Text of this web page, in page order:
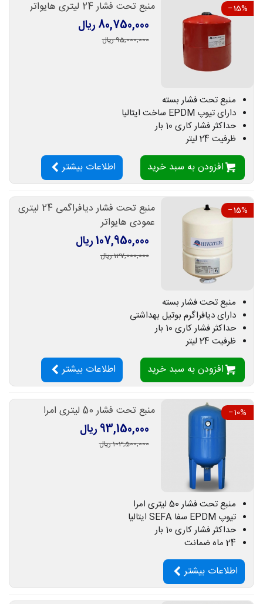
‎−15% منبع تحت فشار 24 لیتری هایواتر
80,750,000 ریال
95,000,000 ریال
منبع تحت فشار بسته
دارای تیوپ EPDM ساخت ایتالیا
حداکثر فشار کاری 10 بار
ظرفیت 24 لیتر
افزودن به سبد خرید اطلاعات بیشتر
‎−15%
منبع تحت فشار دیافراگمی 24 لیتری
عمودی هایواتر
107,950,000 ریال
127,000,000 ریال
منبع تحت فشار بسته
دارای دیافراگرم بوتیل بهداشتی
حداکثر فشار کاری 10 بار
ظرفیت 24 لیتر
افزودن به سبد خرید اطلاعات بیشتر
‎−10% منبع تحت فشار 50 لیتری امرا
93,150,000 ریال
103,500,000 ریال
منبع تحت فشار 50 لیتری امرا
تیوپ EPDM سفا SEFA ایتالیا
حداکثر فشار کاری 10 بار
24 ماه ضمانت
اطلاعات بیشتر